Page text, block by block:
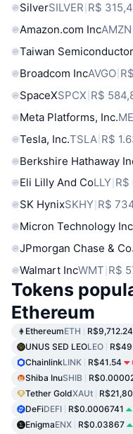
SilverSILVER R$
Amazon.com IncAMZN
Taiwan
Broadcom IncAVGO
SpaceXSPCX R$
Meta Platforms, Inc.
Tesla, Inc.TSLA R$
Berkshire Hathaway
Eli Lilly And CoLLY R$
SK HynixSKHY R$
Micron Technology Inc
JPmorgan Chase & Co
Walmart IncWMT R$
Tokens
Ethereum
EthereumETH R$9,712.24
UNUS SED LEOLEO
ChainlinkLINK R$41.54
Shiba InuSHIB
Tether GoldXAUt
DeFiDEFI R$0.0006741
EnigmaENX R$0.03867